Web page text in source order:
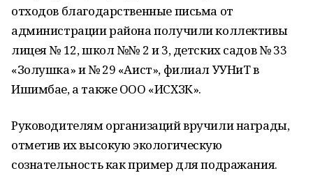
отходов благодарственные письма от
администрации района получили коллективы
лицея № 12, школ №№ 2 и 3, детских садов № 33
«Золушка» и № 29 «Аист», филиал УУНиТ в
Ишимбае, а также ООО «ИСХЗК».
Руководителям организаций вручили награды,
отметив их высокую экологическую
сознательность как пример для подражания.